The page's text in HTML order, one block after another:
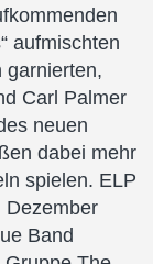
aufmischten
garnierten,
Carl Palmer
neuen
dabei mehr
spielen. ELP
Dezember
Band